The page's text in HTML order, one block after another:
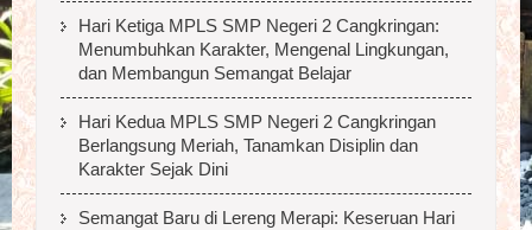
Hari Ketiga MPLS SMP Negeri 2 Cangkringan:
Menumbuhkan Karakter, Mengenal Lingkungan,
dan Membangun Semangat Belajar
Hari Kedua MPLS SMP Negeri 2 Cangkringan
Berlangsung Meriah, Tanamkan Disiplin dan
Karakter Sejak Dini
Semangat Baru di Lereng Merapi: Keseruan Hari